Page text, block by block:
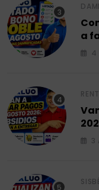
a
4
3